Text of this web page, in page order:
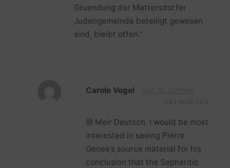
Gruendung der Mattersdorfer
Judengemeinde beteiligt gewesen
sind, bleibt offen.”
Carole Vogel
@ Meir Deutsch. I would be most
interested in seeing Pierre
Genee’s source material for his
conclusion that the Sephardic